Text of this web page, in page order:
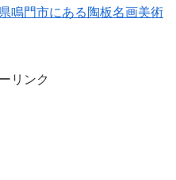
鳴門市にある陶板名画美術
リンク